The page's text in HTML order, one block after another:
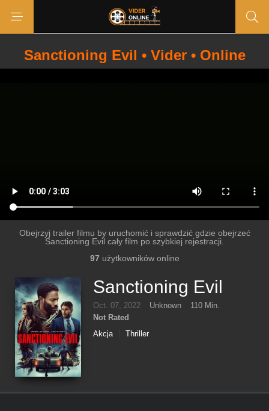
Sanctioning Evil • Vider • Online
Obejrzyj trailer filmu by uruchomić i sprawdzić gdzie obejrzeć
Sanctioning Evil cały film po szybkiej rejestracji.
97 użytkowników online
Sanctioning Evil
Oct. 07, 2022 Unknown
110 Min.
Not Rated
Akcja
Thriller